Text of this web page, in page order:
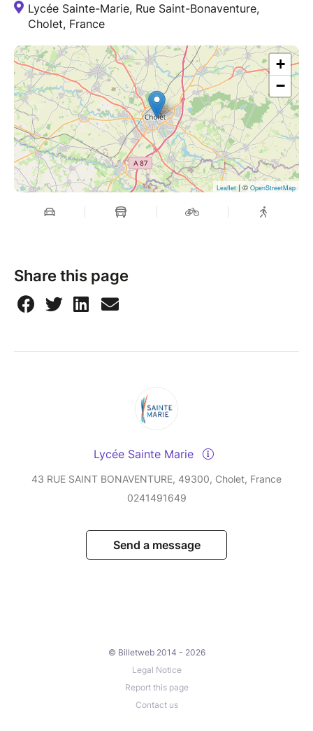
Lycée Sainte-Marie, Rue Saint-Bonaventure,
Cholet, France
+
−
Leaflet | © OpenStreetMap
Share this page
Lycée Sainte Marie
43 RUE SAINT BONAVENTURE, 49300, Cholet, France
0241491649
Send a message
© Billetweb 2014 - 2026
Legal Notice
Report this page
Contact us